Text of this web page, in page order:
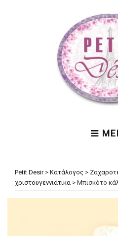
Petit Desir> Κατάλογος >
χριστουγεννιάτικα > Μπισκότο